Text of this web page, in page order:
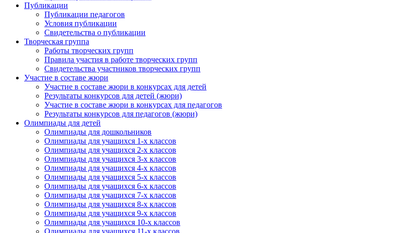
Публикации
Публикации педагогов
Условия публикации
Свидетельства о публикации
Творческая группа
Работы творческих групп
Правила участия в работе творческих групп
Свидетельства участников творческих групп
Участие в составе жюри
Участие в составе жюри в конкурсах для детей
Результаты конкурсов для детей (жюри)
Участие в составе жюри в конкурсах для педагогов
Результаты конкурсов для педагогов (жюри)
Олимпиады для детей
Олимпиады для дошкольников
Олимпиады для учащихся 1-х классов
Олимпиады для учащихся 2-х классов
Олимпиады для учащихся 3-х классов
Олимпиады для учащихся 4-х классов
Олимпиады для учащихся 5-х классов
Олимпиады для учащихся 6-х классов
Олимпиады для учащихся 7-х классов
Олимпиады для учащихся 8-х классов
Олимпиады для учащихся 9-х классов
Олимпиады для учащихся 10-х классов
Олимпиады для учащихся 11-х классов